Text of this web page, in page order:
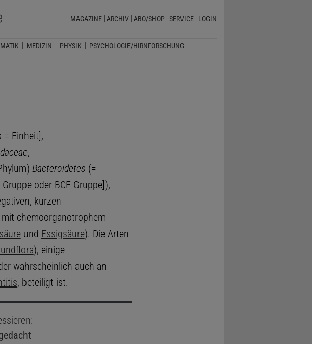
MAGAZINE ARCHIV ABO/SHOP SERVICE LOGIN
MEDIZIN PHYSIK PSYCHOLOGIE/HIRNFORSCHUNG
Einheit],
,
Bacteroidetes (=
oder BCF-Gruppe]),
kurzen
chemoorganotrophem
und Essigsäure). Die Arten
), einige
wahrscheinlich auch an
, beteiligt ist.